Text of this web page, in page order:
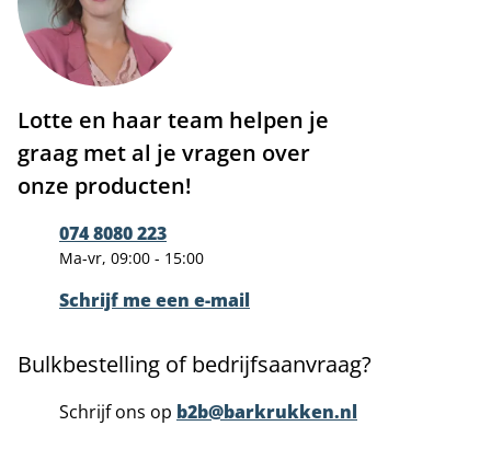
Lotte en haar team helpen je
graag met al je vragen over
onze producten!
074 8080 223
Ma-vr, 09:00 - 15:00
Schrijf me een e-mail
Bulkbestelling of bedrijfsaanvraag?
Schrijf ons op b2b@barkrukken.nl